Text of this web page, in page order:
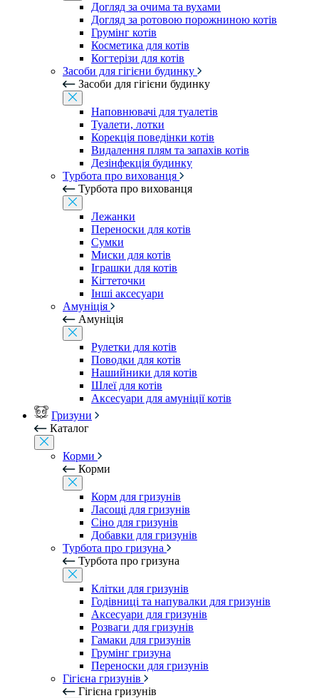
Догляд за очима та вухами
Догляд за ротовою порожниною котів
Грумінг котів
Косметика для котів
Когтерізи для котів
Засоби для гігієни будинку
Засоби для гігієни будинку
Наповнювачі для туалетів
Туалети, лотки
Корекція поведінки котів
Видалення плям та запахів котів
Дезінфекція будинку
Турбота про вихованця
Турбота про вихованця
Лежанки
Переноски для котів
Сумки
Миски для котів
Іграшки для котів
Кігтеточки
Інші аксесуари
Амуніція
Амуніція
Рулетки для котів
Поводки для котів
Нашийники для котів
Шлеї для котів
Аксесуари для амуніції котів
Гризуни
Каталог
Корми
Корми
Корм для гризунів
Ласощі для гризунів
Сіно для гризунів
Добавки для гризунів
Турбота про гризуна
Турбота про гризуна
Клітки для гризунів
Годівниці та напувалки для гризунів
Аксесуари для гризунів
Розваги для гризунів
Гамаки для гризунів
Грумінг гризуна
Переноски для гризунів
Гігієна гризунів
Гігієна гризунів